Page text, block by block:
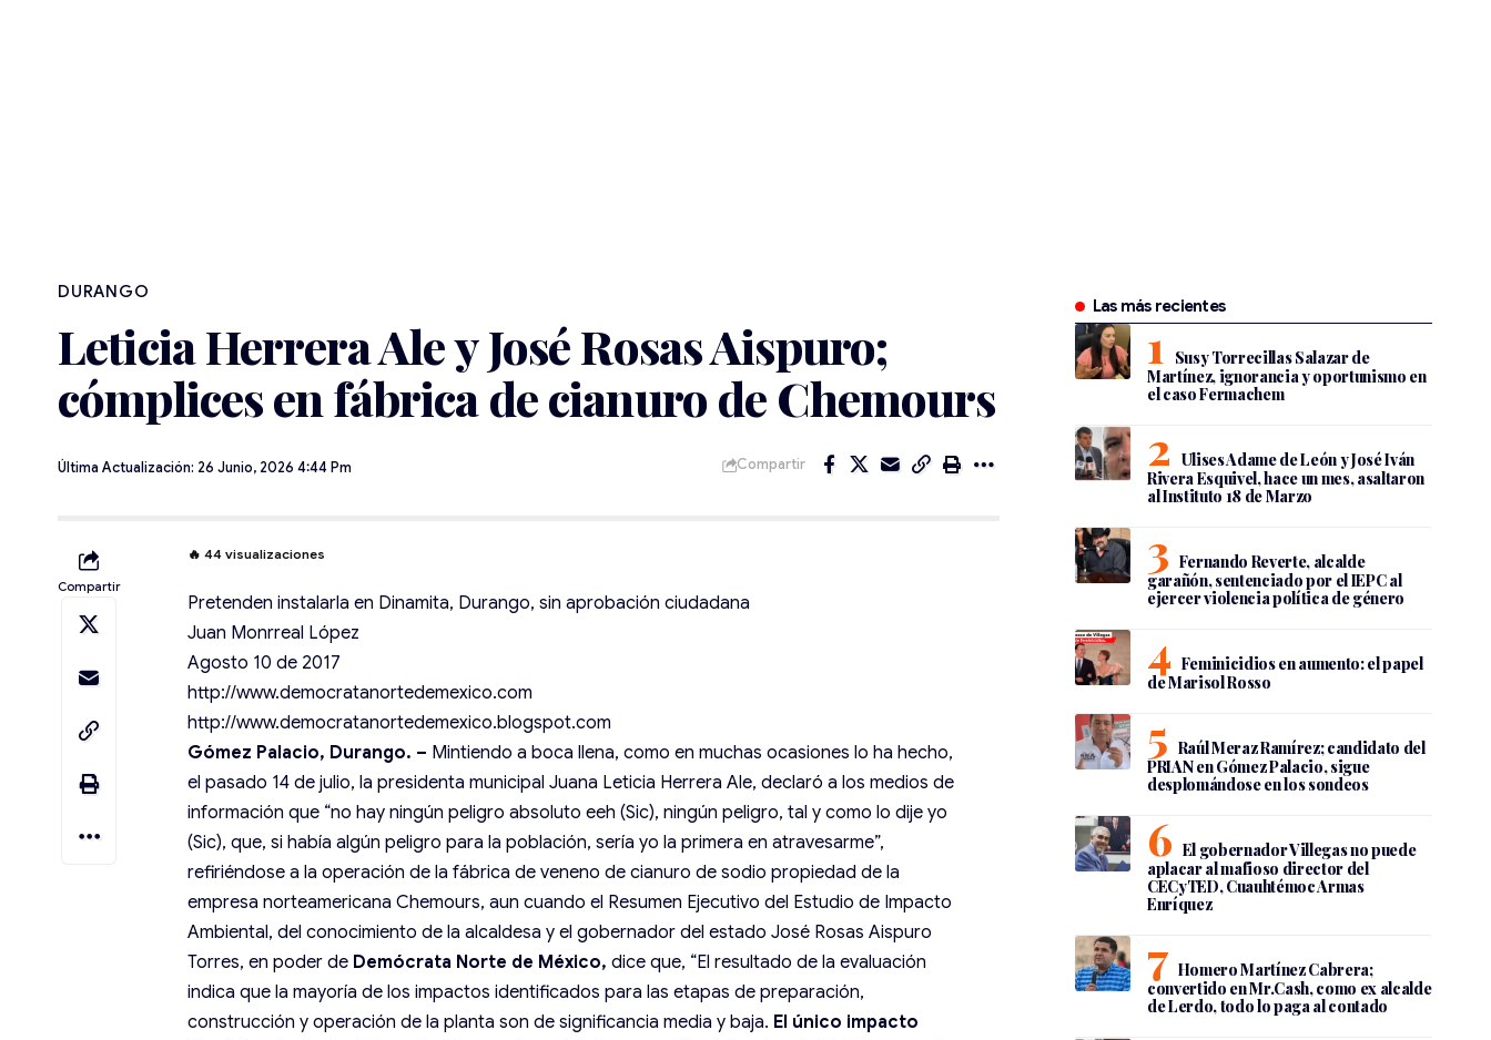
DURANGO
Leticia Herrera Ale y José Rosas Aispuro;
cómplices en fábrica de cianuro de Chemours
Última Actualización: 26 Junio, 2026 4:44 Pm Compartir
Compartir
🔥44 visualizaciones
Pretenden instalarla en Dinamita, Durango, sin aprobación ciudadana
Juan Monrreal López
Agosto 10 de 2017
http://www.democratanortedemexico.com
http://www.democratanortedemexico.blogspot.com
Gómez Palacio, Durango. – Mintiendo a boca llena, como en muchas ocasiones lo ha hecho,
el pasado 14 de julio, la presidenta municipal Juana Leticia Herrera Ale, declaró a los medios de
información que “no hay ningún peligro absoluto eeh (Sic), ningún peligro, tal y como lo dije yo
(Sic), que, si había algún peligro para la población, sería yo la primera en atravesarme”,
refiriéndose a la operación de la fábrica de veneno de cianuro de sodio propiedad de la
empresa norteamericana Chemours, aun cuando el Resumen Ejecutivo del Estudio de Impacto
Ambiental, del conocimiento de la alcaldesa y el gobernador del estado José Rosas Aispuro
Torres, en poder de Demócrata Norte de México, dice que, “El resultado de la evaluación
indica que la mayoría de los impactos identificados para las etapas de preparación,
construcción y operación de la planta son de significancia media y baja. El único impacto
Las más recientes
Susy Torrecillas Salazar de
Martínez, ignorancia y oportunismo en
el caso Fermachem
Ulises Adame de León y José Iván
Rivera Esquivel, hace un mes, asaltaron
al Instituto 18 de Marzo
Fernando Reverte, alcalde
garañón, sentenciado por el IEPC al
ejercer violencia política de género
Feminicidios en aumento: el papel
de Marisol Rosso
Raúl Meraz Ramírez; candidato del
PRIAN en Gómez Palacio, sigue
desplomándose en los sondeos
El gobernador Villegas no puede
aplacar al mafioso director del
CECyTED, Cuauhtémoc Armas
Enríquez
Homero Martínez Cabrera;
convertido en Mr.Cash, como ex alcalde
de Lerdo, todo lo paga al contado